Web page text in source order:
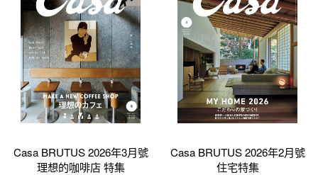
Casa BRUTUS 2026年3月號
理想的咖啡店 特集
Casa BRUTUS 2026年2月號
住宅特集